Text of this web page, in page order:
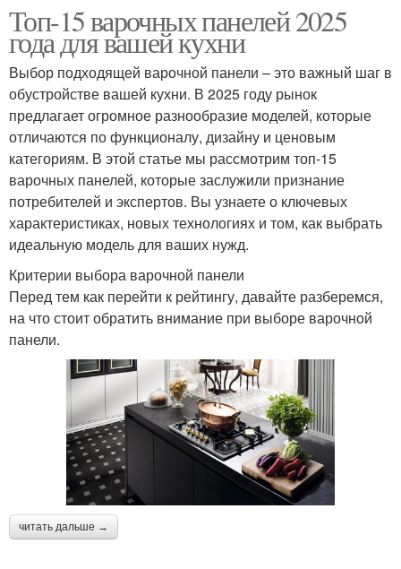
Топ-15 варочных панелей 2025
года для вашей кухни
Выбор подходящей варочной панели – это важный шаг в
обустройстве вашей кухни. В 2025 году рынок
предлагает огромное разнообразие моделей, которые
отличаются по функционалу, дизайну и ценовым
категориям. В этой статье мы рассмотрим топ-15
варочных панелей, которые заслужили признание
потребителей и экспертов. Вы узнаете о ключевых
характеристиках, новых технологиях и том, как выбрать
идеальную модель для ваших нужд.
Критерии выбора варочной панели
Перед тем как перейти к рейтингу, давайте разберемся,
на что стоит обратить внимание при выборе варочной
панели.
читать дальше →